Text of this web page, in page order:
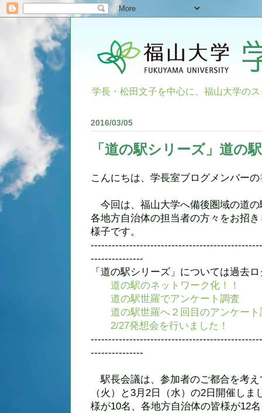
学長・松田文子を中心に、福山大学の
2016/03/05
「道の駅シリーズ」道の
こんにちは、学長室ブログメンバーの
今回は、福山大学へ備後圏域の道
各地方自治体の担当者の方々をお招
様子です。
---------------
「道の駅シリーズ」については過去
道の駅のネットワーク化！！
道の駅世羅でアンケート調査
道の駅世羅へ２回目のアンケート
2/27発想会を行いました！
---------------
駅長会議は、参加者のご都合を考
（火）と3月2日（水）の2日開催し
様が10名、各地方自治体の皆様が12